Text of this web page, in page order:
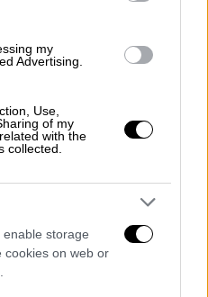
my
Advertising.
Use,
of my
with the
collected.
storage
cookies on web or
δήλωσε ο
του φεστιβάλ,
Jungen).
will receive the
and her standout
LAST
attend the
4 to present the
Gia Coppola.